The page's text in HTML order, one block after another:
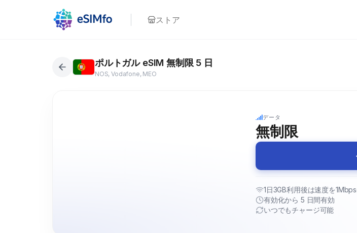
ストア
ポルトガル eSIM 無制限 5 日
NOS, Vodafone, MEO
データ
無制限
1日3GB利用後は速度を1Mbps
有効化から 5 日間有効
いつでもチャージ可能